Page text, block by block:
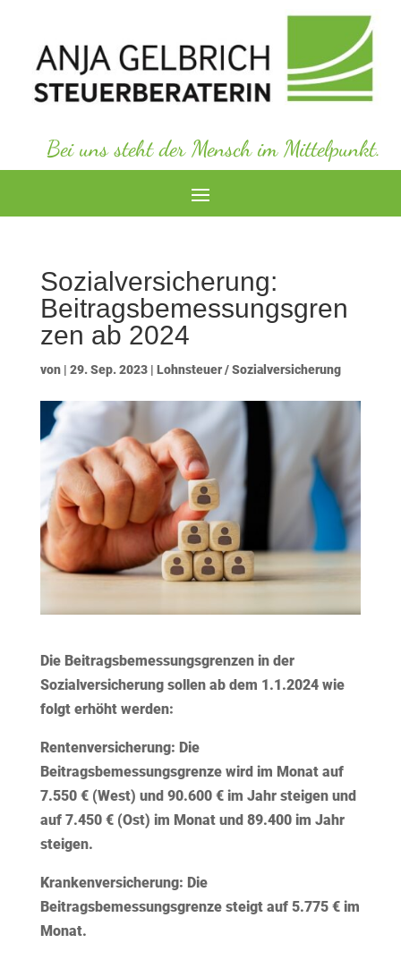
Bei uns steht der Mensch im Mittelpunkt.
Sozialversicherung:
Beitragsbemessungsgren
zen ab 2024
von | 29. Sep. 2023| Lohnsteuer / Sozialversicherung
Die Beitragsbemessungsgrenzen in der
Sozialversicherung sollen ab dem 1.1.2024 wie
folgt erhöht werden:
Rentenversicherung: Die
Beitragsbemessungsgrenze wird im Monat auf
7.550 € (West) und 90.600 € im Jahr steigen und
auf 7.450 € (Ost) im Monat und 89.400 im Jahr
steigen.
Krankenversicherung: Die
Beitragsbemessungsgrenze steigt auf 5.775 € im
Monat.